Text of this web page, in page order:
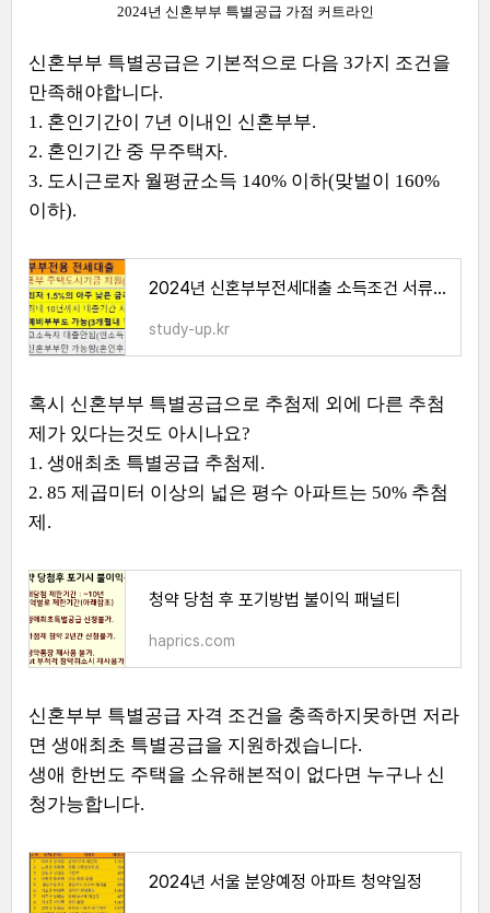
2024년 신혼부부 특별공급 가점 커트라인
신혼부부 특별공급은 기본적으로 다음 3가지 조건을
만족해야합니다.
1. 혼인기간이 7년 이내인 신혼부부.
2. 혼인기간 중 무주택자.
3. 도시근로자 월평균소득 140% 이하(맞벌이 160%
이하).
2024년 신혼부부전세대출 소득조건 서류 한도 금리
study-up.kr
혹시 신혼부부 특별공급으로 추첨제 외에 다른 추첨
제가 있다는것도 아시나요?
1. 생애최초 특별공급 추첨제.
2. 85 제곱미터 이상의 넓은 평수 아파트는 50% 추첨
제.
청약 당첨 후 포기방법 불이익 패널티
haprics.com
신혼부부 특별공급 자격 조건을 충족하지못하면 저라
면 생애최초 특별공급을 지원하겠습니다.
생애 한번도 주택을 소유해본적이 없다면 누구나 신
청가능합니다.
2024년 서울 분양예정 아파트 청약일정